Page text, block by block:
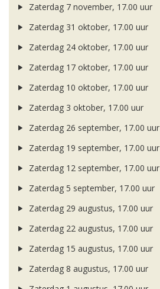
Zaterdag 7 november, 17.00 uur
Zaterdag 31 oktober, 17.00 uur
Zaterdag 24 oktober, 17.00 uur
Zaterdag 17 oktober, 17.00 uur
Zaterdag 10 oktober, 17.00 uur
Zaterdag 3 oktober, 17.00 uur
Zaterdag 26 september, 17.00 uur
Zaterdag 19 september, 17.00 uur
Zaterdag 12 september, 17.00 uur
Zaterdag 5 september, 17.00 uur
Zaterdag 29 augustus, 17.00 uur
Zaterdag 22 augustus, 17.00 uur
Zaterdag 15 augustus, 17.00 uur
Zaterdag 8 augustus, 17.00 uur